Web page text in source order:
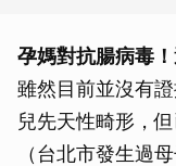
孕媽對抗腸病毒
雖然目前並沒有
兒先天性畸形，
（台北市發生過